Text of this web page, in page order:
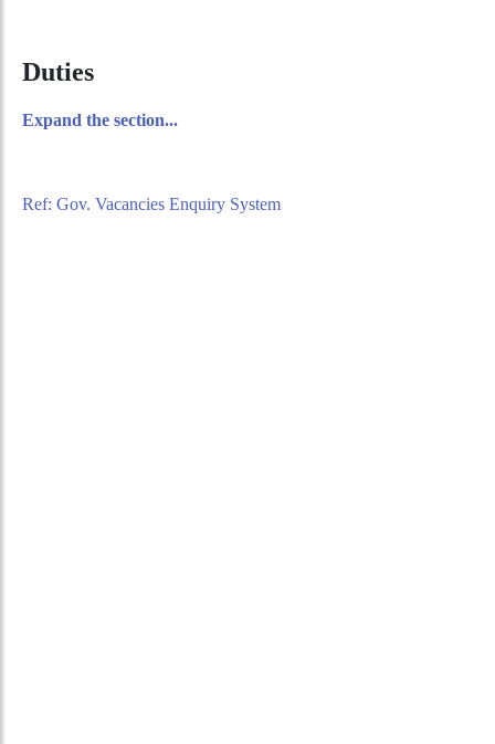
Duties
Expand the section...
Ref: Gov. Vacancies Enquiry System